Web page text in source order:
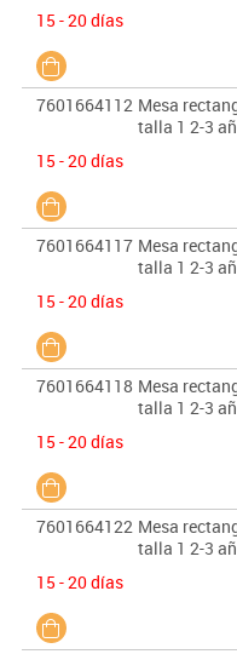
15 - 20 días
7601664112 Mesa
talla 1 2-3
15 - 20 días
7601664117 Mesa
talla 1 2-3
15 - 20 días
7601664118 Mesa
talla 1 2-3
15 - 20 días
7601664122 Mesa
talla 1 2-3
15 - 20 días